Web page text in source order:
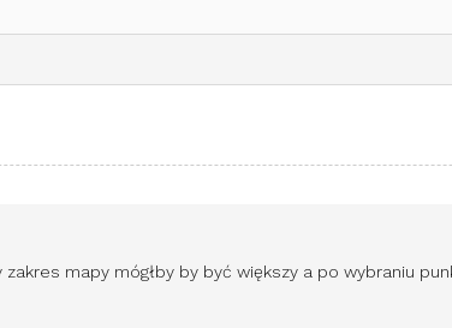
mapy mógłby by być większy a po wybraniu